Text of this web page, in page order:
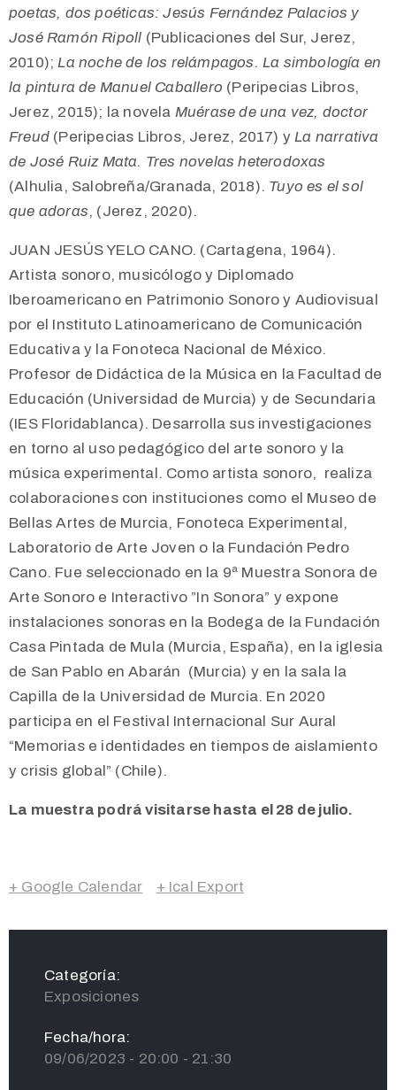
poetas, dos poéticas: Jesús Fernández Palacios y
José Ramón Ripoll (Publicaciones del Sur, Jerez,
2010);La noche de los relámpagos. La simbología en
la pintura de Manuel Caballero (Peripecias Libros,
Jerez, 2015); la novela Muérase de una vez, doctor
Freud (Peripecias Libros, Jerez, 2017) yLa narrativa
de José Ruiz Mata. Tres novelas heterodoxas
(Alhulia, Salobreña/Granada, 2018). Tuyo es el sol
que adoras, (Jerez, 2020).
JUAN JESÚS YELO CANO. (Cartagena, 1964).
Artista sonoro, musicólogo y Diplomado
Iberoamericano en Patrimonio Sonoro y Audiovisual
por el Instituto Latinoamericano de Comunicación
Educativa y la Fonoteca Nacional de México.
Profesor de Didáctica de la Música en la Facultad de
Educación (Universidad de Murcia) y de Secundaria
(IES Floridablanca). Desarrolla sus investigaciones
en torno al uso pedagógico del arte sonoro y la
música experimental. Como artista sonoro, realiza
colaboraciones con instituciones como el Museo de
Bellas Artes de Murcia, Fonoteca Experimental,
Laboratorio de Arte Joven o la Fundación Pedro
Cano. Fue seleccionado en la 9ª Muestra Sonora de
Arte Sonoro e Interactivo ”In Sonora” y expone
instalaciones sonoras en la Bodega de la Fundación
Casa Pintada de Mula (Murcia, España), en la iglesia
de San Pablo en Abarán (Murcia) y en la sala la
Capilla de la Universidad de Murcia. En 2020
participa en el Festival Internacional Sur Aural
“Memorias e identidades en tiempos de aislamiento
y crisis global” (Chile).
La muestra podrá visitarse hasta el 28 de julio.
+ Google Calendar + Ical Export
Categoría:
Exposiciones
Fecha/hora:
09/06/2023 - 20:00 - 21:30